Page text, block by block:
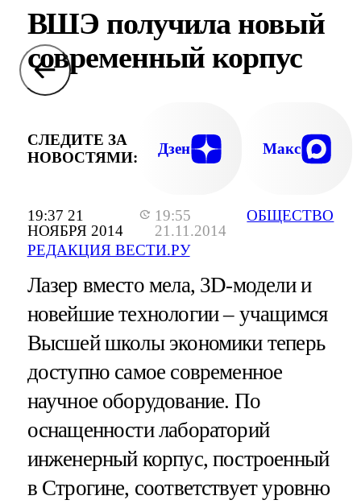
19:37 21
НОЯБРЯ 2014
19:55
21.11.2014
РЕДАКЦИЯ ВЕСТИ.РУ
ОБЩЕСТВО
ВШЭ получила новый
современный корпус
СЛЕДИТЕ ЗА
НОВОСТЯМИ:
Дзен Макс
Лазер вместо мела, 3D-модели и
новейшие технологии – учащимся
Высшей школы экономики теперь
доступно самое современное
научное оборудование. По
оснащенности лабораторий
инженерный корпус, построенный
в Строгине, соответствует уровню